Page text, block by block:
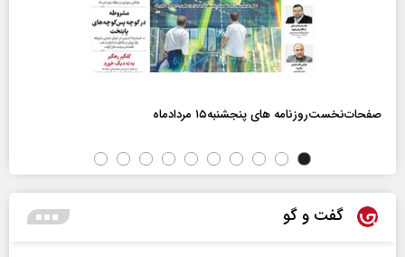
صفحات‌نخست‌روزنامه ها‌ی پنجشنبه‌۱۵ مردادماه
گفت و گو